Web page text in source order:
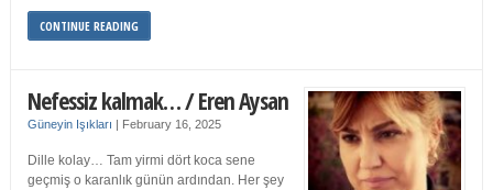
CONTINUE READING
Nefessiz kalmak… / Eren Aysan
Güneyin Işıkları | February 16, 2025
Dille kolay… Tam yirmi dört koca sene
geçmiş o karanlık günün ardından. Her şey